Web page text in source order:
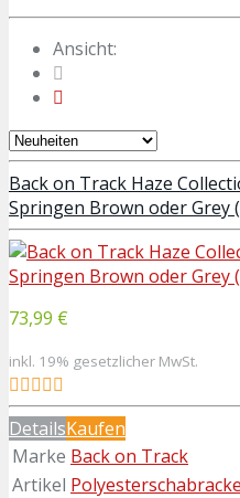
Ansicht:
Back on Track Haze
Springen Brown oder Grey
73,99 €
inkl. 19% gesetzlicher MwSt.
DetailsKaufen
Marke Back on Track
Artikel Polyesterschabracke